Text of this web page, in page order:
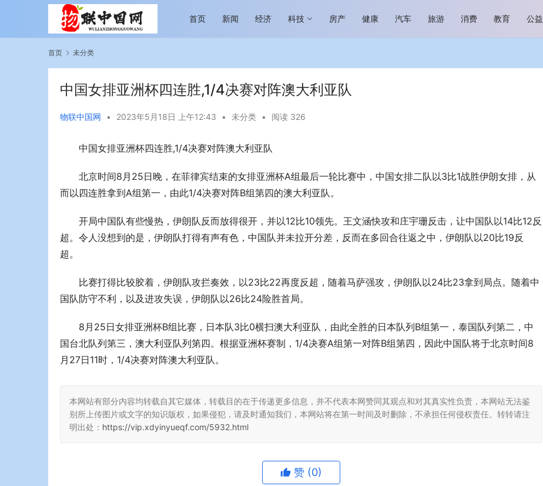
首页 新闻 经济 科技 房产 健康 汽车 旅游 消费 教育 公益
首页 未分类
中国女排亚洲杯四连胜,1/4决赛对阵澳大利亚队
物联中国网 • 2023年5月18日 上午12:43 • 未分类 • 阅读 326
中国女排亚洲杯四连胜,1/4决赛对阵澳大利亚队
北京时间8月25日晚，在菲律宾结束的女排亚洲杯A组最后一轮比赛中，中国女排二队以3比1战胜伊朗女排，从
而以四连胜拿到A组第一，由此1/4决赛对阵B组第四的澳大利亚队。
开局中国队有些慢热，伊朗队反而放得很开，并以12比10领先。王文涵快攻和庄宇珊反击，让中国队以14比12反
超。令人没想到的是，伊朗队打得有声有色，中国队并未拉开分差，反而在多回合往返之中，伊朗队以20比19反
超。
比赛打得比较胶着，伊朗队攻拦奏效，以23比22再度反超，随着马萨强攻，伊朗队以24比23拿到局点。随着中
国队防守不利，以及进攻失误，伊朗队以26比24险胜首局。
8月25日女排亚洲杯B组比赛，日本队3比0横扫澳大利亚队，由此全胜的日本队列B组第一，泰国队列第二，中
国台北队列第三，澳大利亚队列第四。根据亚洲杯赛制，1/4决赛A组第一对阵B组第四，因此中国队将于北京时间8
月27日11时，1/4决赛对阵澳大利亚队。
本网站有部分内容均转载自其它媒体，转载目的在于传递更多信息，并不代表本网赞同其观点和对其真实性负责，本网站无法鉴
别所上传图片或文字的知识版权，如果侵犯，请及时通知我们，本网站将在第一时间及时删除，不承担任何侵权责任。转转请注
明出处： https://vip.xdyinyueqf.com/5932.html
赞 (0)
越览山河 纵情逐梦 新帕拉丁听风之旅即日
今年旅游市场进入恢复发展快车道 向“新”而